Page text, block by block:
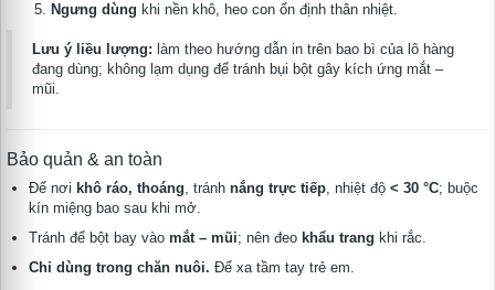
Ngưng dùng khi nền khô, heo con ổn định thân nhiệt.
Lưu ý liều lượng: làm theo hướng dẫn in trên bao bì của lô hàng
đang dùng; không lạm dụng để tránh bụi bột gây kích ứng mắt –
mũi.
Bảo quản & an toàn
Để nơi khô ráo, thoáng, tránh nắng trực tiếp, nhiệt độ < 30 °C; buộc
kín miệng bao sau khi mở.
Tránh để bột bay vào mắt – mũi; nên đeo khẩu trang khi rắc.
Chỉ dùng trong chăn nuôi. Để xa tầm tay trẻ em.